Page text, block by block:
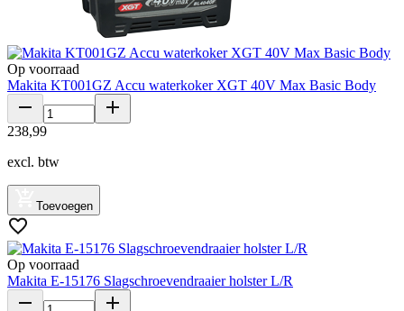
Op voorraad
Makita KT001GZ Accu waterkoker XGT 40V Max Basic Body
238,99
excl. btw
Toevoegen
Op voorraad
Makita E-15176 Slagschroevendraaier holster L/R